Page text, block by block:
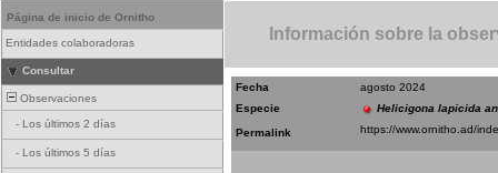
Página de inicio de Ornitho
Entidades colaboradoras
Consultar
Observaciones
- Los últimos 2 días
- Los últimos 5 días
Información sobre la
Fecha
agosto 2024
Especie
Helicigona lapicida
Permalink